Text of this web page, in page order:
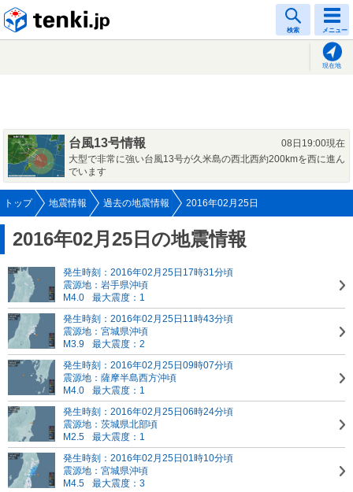
検索 メニュー
現在地
台風13号情報
08日19:00現在
大型で非常に強い台風13号が久米島の西北西約200kmを西に進ん
でいます
トップ 地震情報 過去の地震情報 2016年02月25日
2016年02月25日の地震情報
発生時刻：2016年02月25日17時31分頃
震源地：岩手県沖頃
M4.0
最大震度：1
発生時刻：2016年02月25日11時43分頃
震源地：宮城県沖頃
M3.9
最大震度：2
発生時刻：2016年02月25日09時07分頃
震源地：薩摩半島西方沖頃
M4.0
最大震度：1
発生時刻：2016年02月25日06時24分頃
震源地：茨城県北部頃
M2.5
最大震度：1
発生時刻：2016年02月25日01時10分頃
震源地：宮城県沖頃
M4.5
最大震度：3